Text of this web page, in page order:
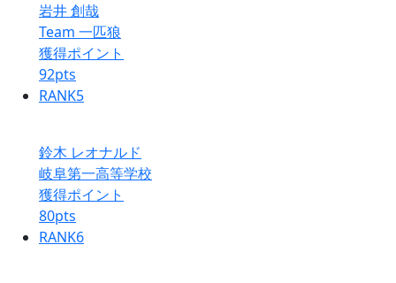
岩井 創哉
Team 一匹狼
獲得ポイント
92pts
RANK5
鈴木 レオナルド
岐阜第一高等学校
獲得ポイント
80pts
RANK6